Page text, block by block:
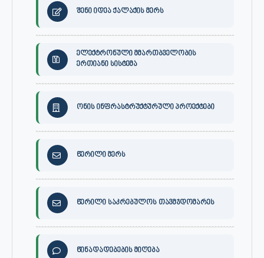
შენი იდეა ქალაქის მერს
ელექტრონული მმართბველობის
ერთიანი სისტემა
ონის ინფრასტრუქტურული პროექტები
წერილი მერს
წერილი საკრებულოს თავმჯდომარეს
წინადადებების მიღება